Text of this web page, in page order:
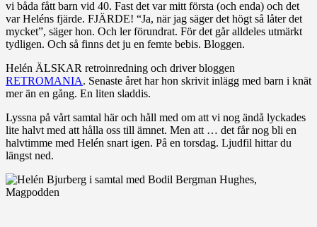
vi båda fått barn vid 40. Fast det var mitt första (och enda) och det
var Heléns fjärde. FJÄRDE! “Ja, när jag säger det högt så låter det
mycket”, säger hon. Och ler förundrat. För det går alldeles utmärkt
tydligen. Och så finns det ju en femte bebis. Bloggen.
Helén ÄLSKAR retroinredning och driver bloggen
RETROMANIA. Senaste året har hon skrivit inlägg med barn i knät
mer än en gång. En liten sladdis.
Lyssna på vårt samtal här och håll med om att vi nog ändå lyckades
lite halvt med att hålla oss till ämnet. Men att … det får nog bli en
halvtimme med Helén snart igen. På en torsdag. Ljudfil hittar du
längst ned.